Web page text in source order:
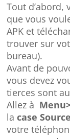
Tout d’abord,
que vous
APK et
trouver sur
bureau).
Avant de
vous devez
tierces sont
Allez à
la case
votre